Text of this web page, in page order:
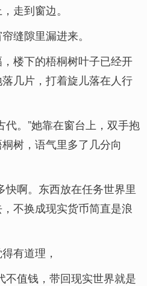
走到窗边。
缝隙里漏进来。
楼下的梧桐树叶子已经开
几片，打着旋儿落在人行
代。”她靠在窗台上，双手抱
树，语气里多了几分向
快啊。东西放在任务世界里
不换成现实货币简直是浪
有道理，
不值钱，带回现实世界就是